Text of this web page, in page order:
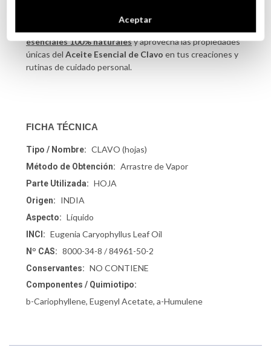
FICHA TÉCNICA
Tipo / Nombre: CLAVO (hojas)
Método de Obtención: Arrastre de Vapor
Parte Utilizada: HOJA
Origen: INDIA
Aspecto: Líquido
INCI: Eugenia Caryophyllus Leaf Oil
Nº CAS: 8000-34-8 / 84961-50-2
Conservantes: NO CONTIENE
Componentes / Quimiotipo:
b-Cariophyllene, Eugenyl Acetate, a-Humulene
esenciales 100% naturalesy aprovecha las propiedades
únicas del Aceite Esencial de Clavo en tus creaciones y
rutinas de cuidado personal.
Aceptar